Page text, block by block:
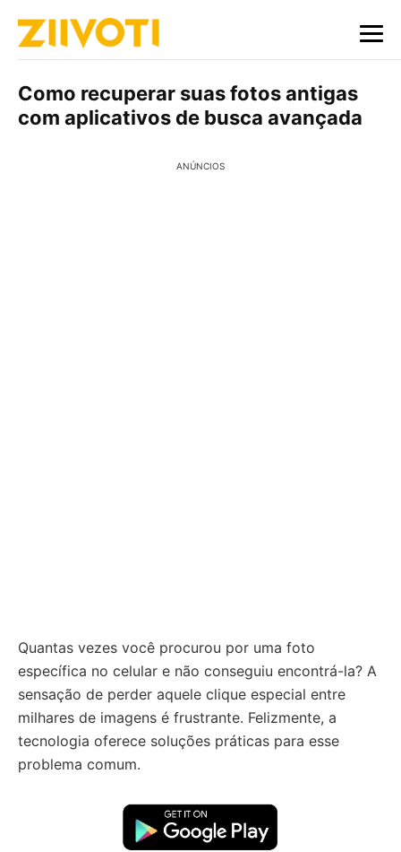
Como recuperar suas fotos antigas
com aplicativos de busca avançada
ANÚNCIOS
Quantas vezes você procurou por uma foto
específica no celular e não conseguiu encontrá-la? A
sensação de perder aquele clique especial entre
milhares de imagens é frustrante. Felizmente, a
tecnologia oferece soluções práticas para esse
problema comum.